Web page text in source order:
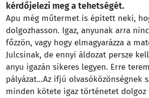
kérdőjelezi meg a tehetségét.
Apu még műtermet is épített neki,
dolgozhasson. Igaz, anyunak arra
főzzön, vagy hogy elmagyarázza a
Julcsinak, de ennyi áldozat persze
anyu igazán sikeres legyen. Erre
pályázat…Az ifjú olvasóközönségnek
minden kötete igaz történetet dolgoz